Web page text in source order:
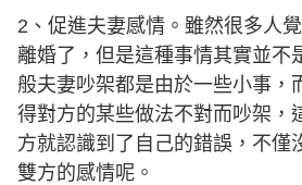
2、促進夫妻感情。雖然很多人
離婚了，但是這種事情其實並不
般夫妻吵架都是由於一些小事，
得對方的某些做法不對而吵架，
方就認識到了自己的錯誤，不僅
雙方的感情呢。